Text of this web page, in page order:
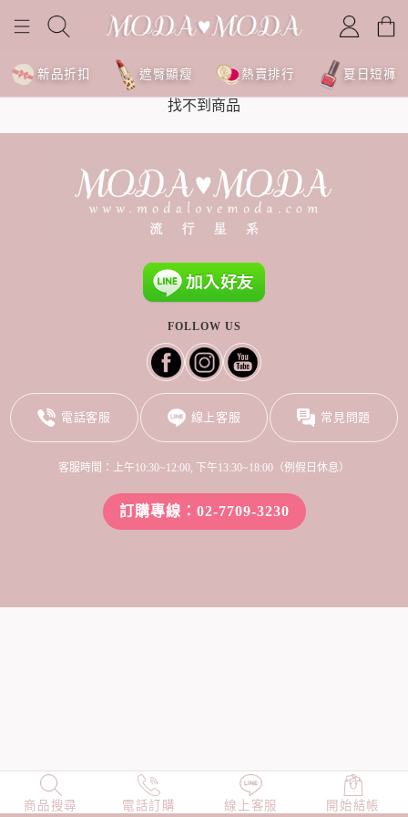
新品折扣 遮臀顯瘦 熱賣排行 夏日短褲
找不到商品
商品搜尋 電話訂購 線上客服 開始結帳
NEW 店長精選 TOP100 小編穿搭
FOLLOW US
電話客服 線上客服 常見問題
客服時間：上午10:30~12:00, 下午13:30~18:00（例假日休息）
訂購專線：02-7709-3230